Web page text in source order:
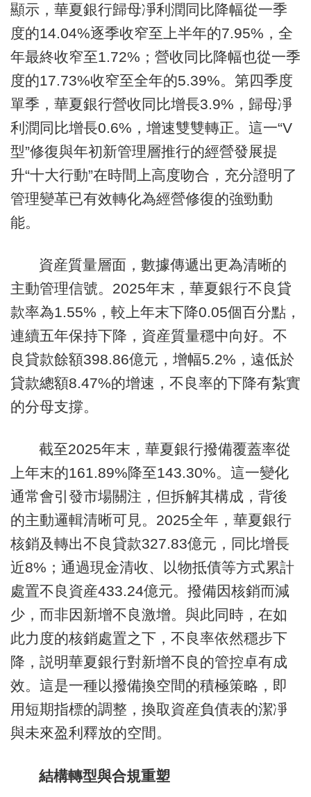
顯示，華夏銀行歸母凈利潤同比降幅從一季
度的14.04%逐季收窄至上半年的7.95%，全
年最終收窄至1.72%；營收同比降幅也從一季
度的17.73%收窄至全年的5.39%。第四季度
單季，華夏銀行營收同比增長3.9%，歸母凈
利潤同比增長0.6%，增速雙雙轉正。這一“V
型”修復與年初新管理層推行的經營發展提
升“十大行動”在時間上高度吻合，充分證明了
管理變革已有效轉化為經營修復的強勁動
能。
資産質量層面，數據傳遞出更為清晰的
主動管理信號。2025年末，華夏銀行不良貸
款率為1.55%，較上年末下降0.05個百分點，
連續五年保持下降，資産質量穩中向好。不
良貸款餘額398.86億元，增幅5.2%，遠低於
貸款總額8.47%的增速，不良率的下降有紮實
的分母支撐。
截至2025年末，華夏銀行撥備覆蓋率從
上年末的161.89%降至143.30%。這一變化
通常會引發市場關注，但拆解其構成，背後
的主動邏輯清晰可見。2025全年，華夏銀行
核銷及轉出不良貸款327.83億元，同比增長
近8%；通過現金清收、以物抵債等方式累計
處置不良資産433.24億元。撥備因核銷而減
少，而非因新增不良激增。與此同時，在如
此力度的核銷處置之下，不良率依然穩步下
降，説明華夏銀行對新增不良的管控卓有成
效。這是一種以撥備換空間的積極策略，即
用短期指標的調整，換取資産負債表的潔凈
與未來盈利釋放的空間。
結構轉型與合規重塑